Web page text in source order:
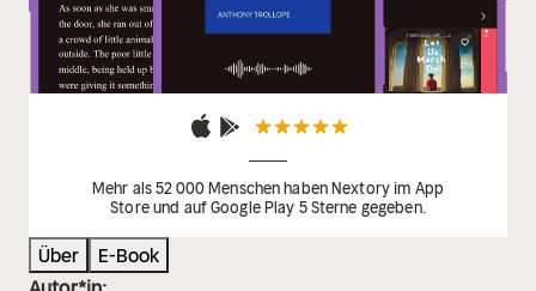
Mehr als 52 000 Menschen haben Nextory im App
Store und auf Google Play 5 Sterne gegeben.
Über
E-Book